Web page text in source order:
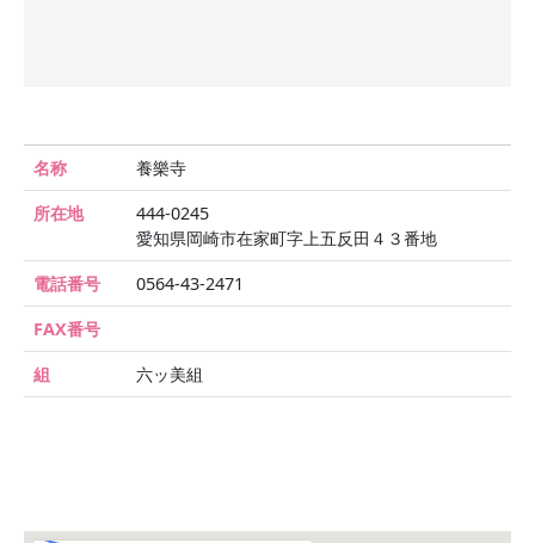
名称
養樂寺
所在地
444-0245
愛知県岡崎市在家町字上五反田４３番地
電話番号
0564-43-2471
FAX番号
組
六ッ美組